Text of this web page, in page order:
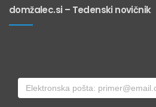
domžalec.si – Tedenski novičnik